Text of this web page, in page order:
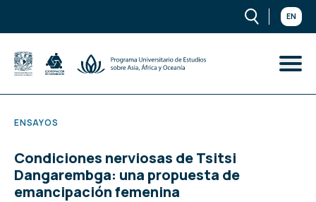
EN
ENSAYOS
Condiciones nerviosas de Tsitsi
Dangarembga: una propuesta de
emancipación femenina